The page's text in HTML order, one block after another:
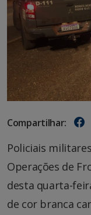
Compartilhar:
Policiais
Operações de
desta quarta-
de cor branca